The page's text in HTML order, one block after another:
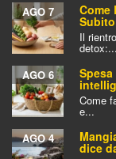
Come
AGO 7
Il
detox:...
AGO 6
Come
e...
dice
AGO 4